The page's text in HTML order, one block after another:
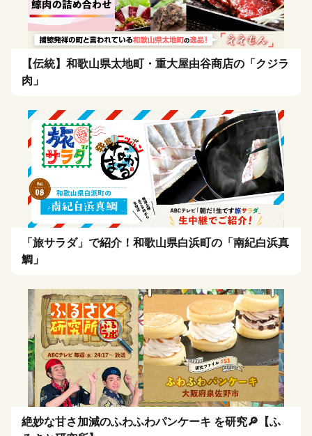
【伝統】和歌山県太地町・重大屋由谷商店の「クジラ
肉」
「旅サラダ」で紹介！和歌山県白浜町の「南紀白浜真
鯛」
絶妙な甘さ加減のふわふわパンケーキ を研究🔎【ふ